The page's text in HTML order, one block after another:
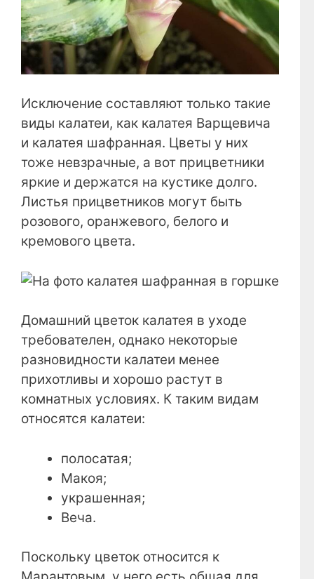
Исключение составляют только такие
виды калатеи, как калатея Варщевича
и калатея шафранная. Цветы у них
тоже невзрачные, а вот прицветники
яркие и держатся на кустике долго.
Листья прицветников могут быть
розового, оранжевого, белого и
кремового цвета.
Домашний цветок калатея в уходе
требователен, однако некоторые
разновидности калатеи менее
прихотливы и хорошо растут в
комнатных условиях. К таким видам
относятся калатеи:
полосатая;
Макоя;
украшенная;
Веча.
Поскольку цветок относится к